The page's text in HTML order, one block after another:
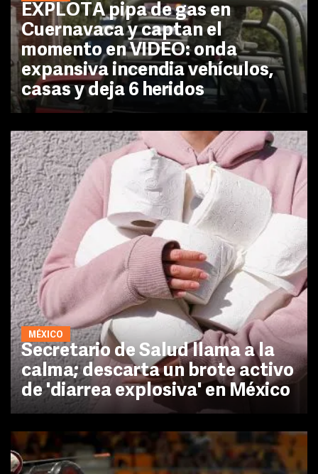
EXPLOTA pipa de gas en
Cuernavaca y captan el
momento en VIDEO: onda
expansiva incendia vehículos,
casas y deja 6 heridos
MÉXICO
Secretario de Salud llama a la
calma; descarta un brote activo
de 'diarrea explosiva' en México